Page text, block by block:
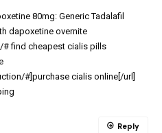
80mg: Generic Tadalafil
dapoxetine overnite
#find cheapest cialis pills
#]purchase cialis online[/url]
Reply